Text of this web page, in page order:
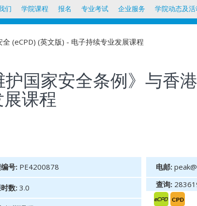
们 学院课程 报名 专业考试 企业服务 学院动态及活
(eCPD) (英文版) - 电子持续专业发展课程
护国家安全条例》与香
课程
号: PE4200878
数:3.0
电邮:
查询: